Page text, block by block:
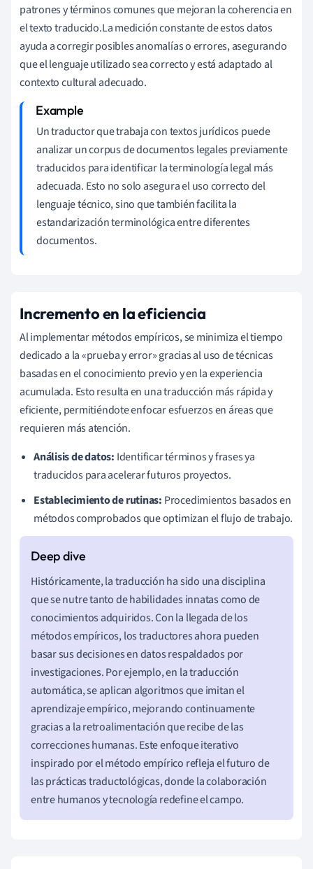
patrones y términos comunes que mejoran la coherencia en
el texto traducido.La medición constante de estos datos
ayuda a corregir posibles anomalías o errores, asegurando
que el lenguaje utilizado sea correcto y está adaptado al
contexto cultural adecuado.
Un traductor que trabaja con textos jurídicos puede
analizar un corpus de documentos legales previamente
traducidos para identificar la terminología legal más
adecuada. Esto no solo asegura el uso correcto del
lenguaje técnico, sino que también facilita la
estandarización terminológica entre diferentes
documentos.
Incremento en la eficiencia
Al implementar métodos empíricos, se minimiza el tiempo
dedicado a la «prueba y error» gracias al uso de técnicas
basadas en el conocimiento previo y en la experiencia
acumulada. Esto resulta en una traducción más rápida y
eficiente, permitiéndote enfocar esfuerzos en áreas que
requieren más atención.
Análisis de datos: Identificar términos y frases ya
traducidos para acelerar futuros proyectos.
Establecimiento de rutinas: Procedimientos basados en
métodos comprobados que optimizan el flujo de trabajo.
Históricamente, la traducción ha sido una disciplina
que se nutre tanto de habilidades innatas como de
conocimientos adquiridos. Con la llegada de los
métodos empíricos, los traductores ahora pueden
basar sus decisiones en datos respaldados por
investigaciones. Por ejemplo, en la traducción
automática, se aplican algoritmos que imitan el
aprendizaje empírico, mejorando continuamente
gracias a la retroalimentación que recibe de las
correcciones humanas. Este enfoque iterativo
inspirado por el método empírico refleja el futuro de
las prácticas traductológicas, donde la colaboración
entre humanos y tecnología redefine el campo.